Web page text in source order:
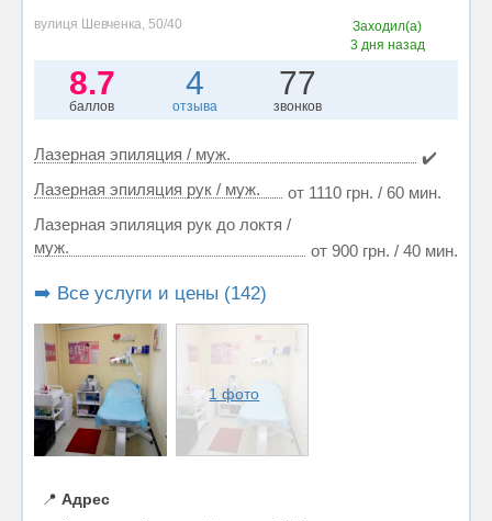
вулиця Шевченка, 50/40
Заходил(а)
3 дня назад
8.7
баллов
4
отзыва
77
звонков
Лазерная эпиляция / муж.
✔️
Лазерная эпиляция рук / муж.
от 1110 грн. / 60 мин.
Лазерная эпиляция рук до локтя /
муж.
от 900 грн. / 40 мин.
➡️ Все услуги и цены (142)
1 фото
📍 Адрес